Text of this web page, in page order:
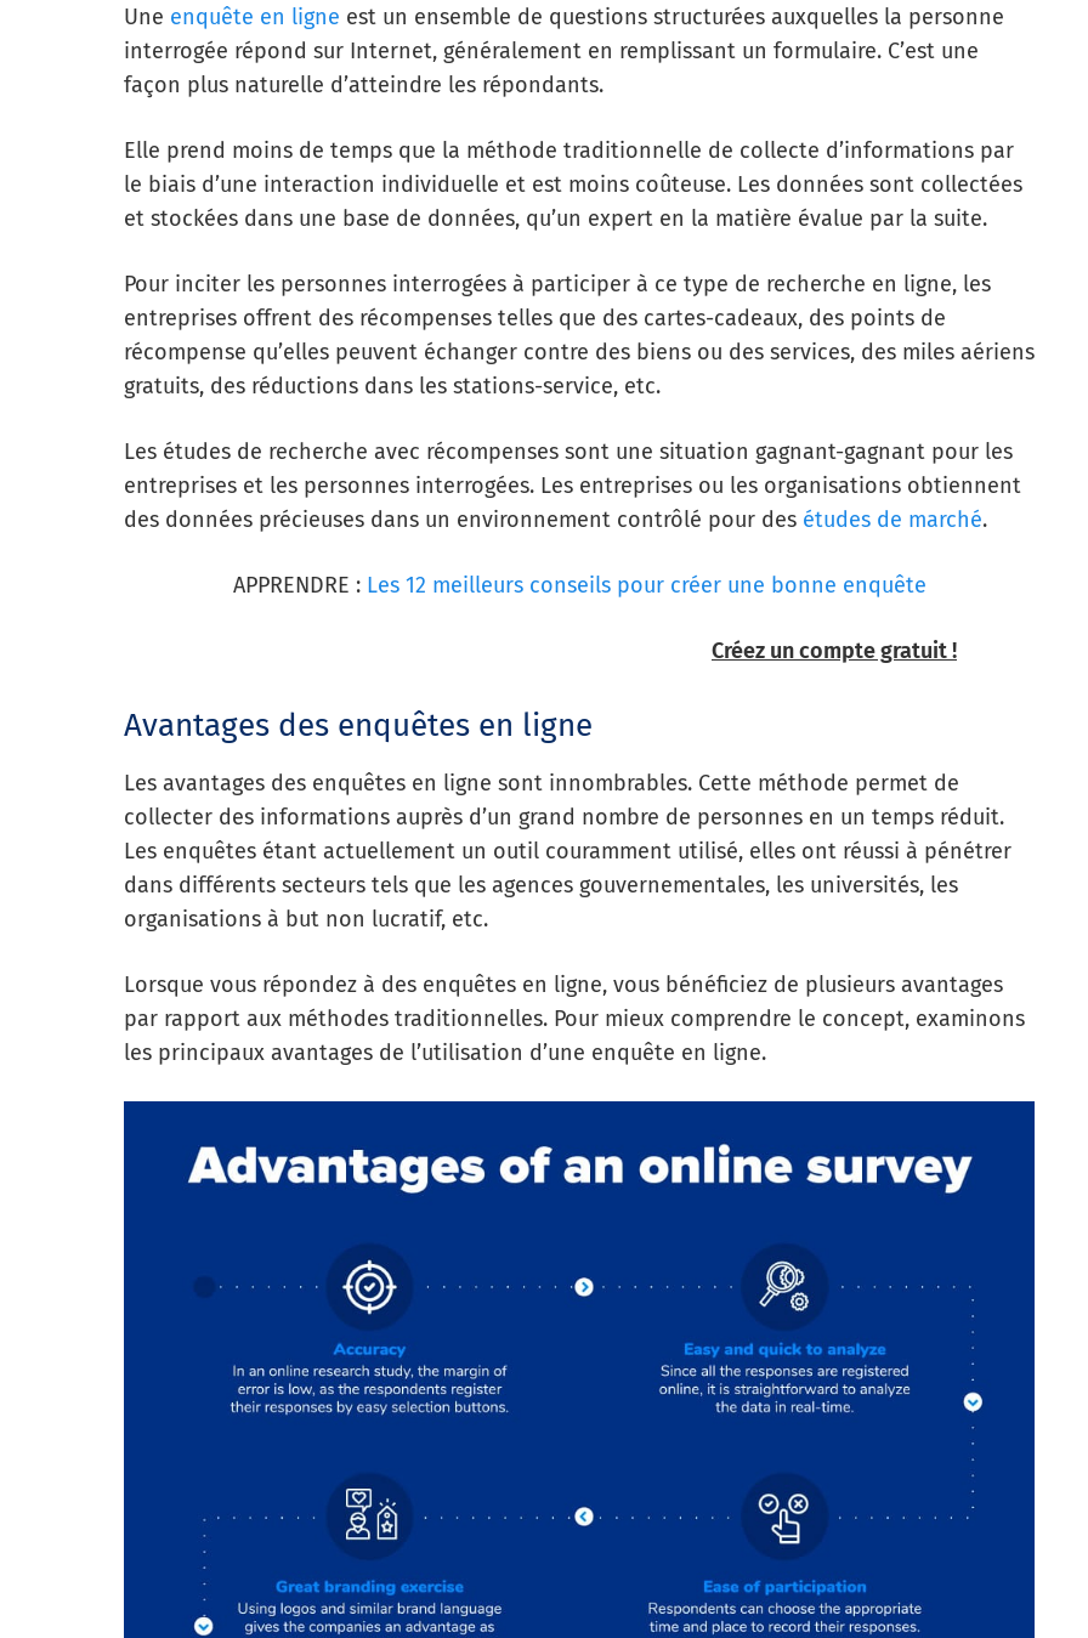
Une enquête en ligne est un ensemble de questions structurées auxquelles la personne
interrogée répond sur Internet, généralement en remplissant un formulaire. C’est une
façon plus naturelle d’atteindre les répondants.
Elle prend moins de temps que la méthode traditionnelle de collecte d’informations par
le biais d’une interaction individuelle et est moins coûteuse. Les données sont collectées
et stockées dans une base de données, qu’un expert en la matière évalue par la suite.
Pour inciter les personnes interrogées à participer à ce type de recherche en ligne, les
entreprises offrent des récompenses telles que des cartes-cadeaux, des points de
récompense qu’elles peuvent échanger contre des biens ou des services, des miles aériens
gratuits, des réductions dans les stations-service, etc.
Les études de recherche avec récompenses sont une situation gagnant-gagnant pour les
entreprises et les personnes interrogées. Les entreprises ou les organisations obtiennent
des données précieuses dans un environnement contrôlé pour des études de marché.
APPRENDRE : Les 12 meilleurs conseils pour créer une bonne enquête
Créez un compte gratuit !
Avantages des enquêtes en ligne
Les avantages des enquêtes en ligne sont innombrables. Cette méthode permet de
collecter des informations auprès d’un grand nombre de personnes en un temps réduit.
Les enquêtes étant actuellement un outil couramment utilisé, elles ont réussi à pénétrer
dans différents secteurs tels que les agences gouvernementales, les universités, les
organisations à but non lucratif, etc.
Lorsque vous répondez à des enquêtes en ligne, vous bénéficiez de plusieurs avantages
par rapport aux méthodes traditionnelles. Pour mieux comprendre le concept, examinons
les principaux avantages de l’utilisation d’une enquête en ligne.